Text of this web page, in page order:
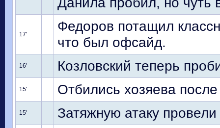
17'
Федоров потащил
что был офсайд.
16' Козловский теперь
15' Отбились хозяева
15' Затяжную атаку провели